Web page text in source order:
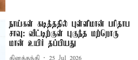
நாய்கள் கடித்ததில் புள்ளிமான் பரிதாப
சாவு: வீட்டிற்குள் புகுந்த மற்றொரு
மான் உயிர் தப்பியது
தினத்தந்தி 25 Jul 2026